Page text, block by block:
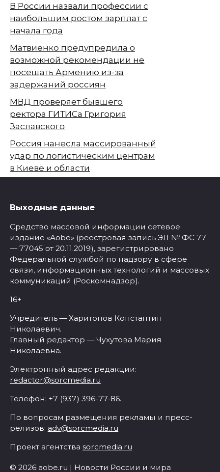
В России назвали профессии с
наибольшим ростом зарплат с
начала года
Матвиенко предупредила о
возможной рекомендации не
посещать Армению из-за
задержаний россиян
МВД проверяет бывшего
ректора ГИТИСа Григория
Заславского
Россия нанесла массированный
удар по логистическим центрам
в Киеве и области
Выходные данные
Средство массовой информации сетевое
издание «Aobe» (реестровая запись ЭЛ № ФС 77
— 77045 от 20.11.2019), зарегистрировано
Федеральной службой по надзору в сфере
связи, информационных технологий и массовых
коммуникаций (Роскомнадзор).
16+
Учредитель — Харитонов Константин
Николаевич.
Главный редактор — Чухутова Мария
Николаевна.
Электронный адрес редакции:
redactor@sorcmedia.ru
Телефон: +7 (937) 396-77-86.
По вопросам размещения рекламы и пресс-
релизов: adv@sorcmedia.ru
Проект агентства sorcmedia.ru
© 2026 aobe.ru | Новости России и мира